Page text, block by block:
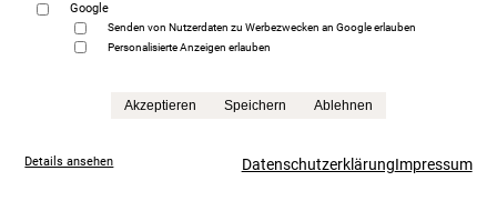
statt13.865,00 €
Google
Senden von Nutzerdaten zu Werbezwecken an Google erlauben
Personalisierte Anzeigen erlauben
Akzeptieren Speichern Ablehnen
Details ansehen DatenschutzerklärungImpressum